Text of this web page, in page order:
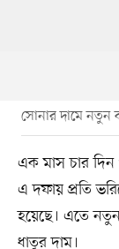
সোনার দামে নতুন
এক মাস চার
এ দফায় প্রতি
হয়েছে। এতে
ধাতুর দাম।